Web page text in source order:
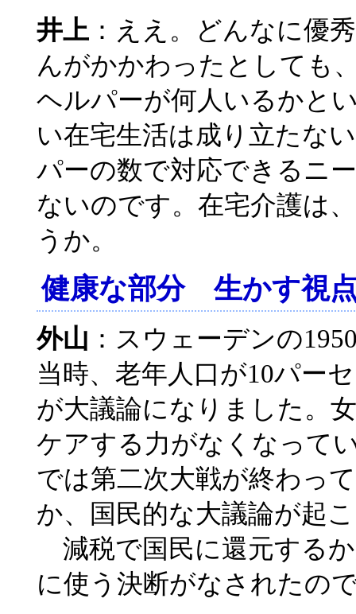
井上 ：ええ。どんなに優
んがかかわったとしても
ヘルパーが何人いるかと
い在宅生活は成り立たな
パーの数で対応できるニ
ないのです。在宅介護は
うか。
健康な部分 生かす視
外山 ：スウェーデンの
当時、老年人口が10パー
が大議論になりました。
ケアする力がなくなって
では第二次大戦が終わっ
か、国民的な大議論が起
減税で国民に還元する
に使う決断がなされたの